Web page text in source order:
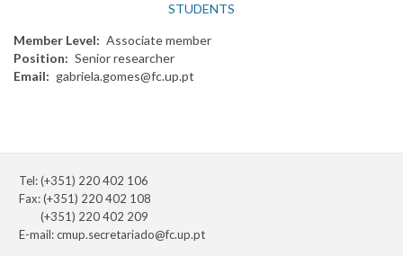
STUDENTS
Member Level
Associate member
Position
Senior researcher
Email
gabriela.gomes@fc.up.pt
Tel: (+351) 220 402 106
Fax: (+351) 220 402 108
(+351) 220 402 209
E-mail:cmup.secretariado@fc.up.pt